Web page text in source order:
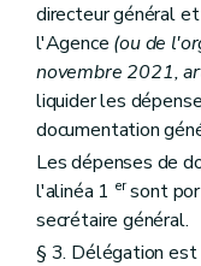
directeur général
l'Agence (ou de
novembre 2021,
liquider les
documentation
Les dépenses de
l'alinéa 1 ersont
secrétaire général.
§ 3. Délégation est